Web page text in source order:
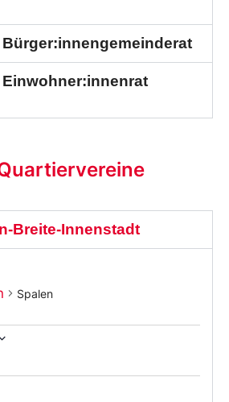
Breite-Innenstadt
Spalen